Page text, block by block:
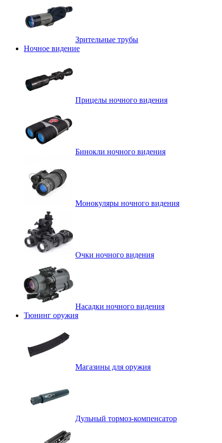
Зрительные трубы
Ночное видение
Прицелы ночного видения
Бинокли ночного видения
Монокуляры ночного видения
Очки ночного видения
Насадки ночного видения
Тюнинг оружия
Магазины для оружия
Дульный тормоз-компенсатор